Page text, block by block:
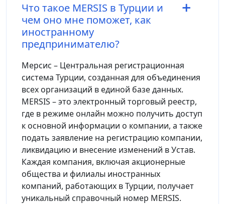
Что такое MERSIS в Турции и
чем оно мне поможет, как
иностранному
предпринимателю?
Мерсис – Центральная регистрационная
система Турции, созданная для объединения
всех организаций в единой базе данных.
MERSIS – это электронный торговый реестр,
где в режиме онлайн можно получить доступ
к основной информации о компании, а также
подать заявление на регистрацию компании,
ликвидацию и внесение изменений в Устав.
Каждая компания, включая акционерные
общества и филиалы иностранных
компаний, работающих в Турции, получает
уникальный справочный номер MERSIS.